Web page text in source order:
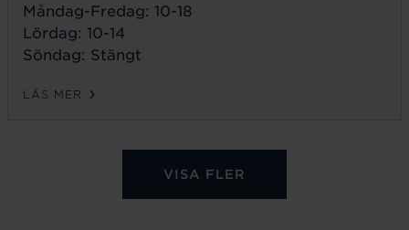
Måndag-Fredag: 10-18
Lördag: 10-14
Söndag: Stängt
LÄS MER
VISA FLER